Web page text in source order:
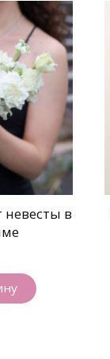
невесты в